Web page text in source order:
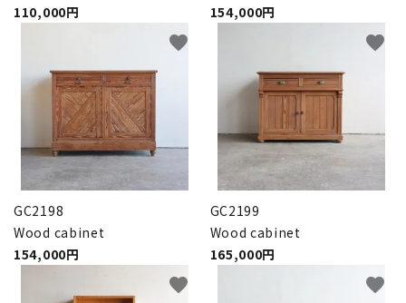
110,000円
154,000円
GC2198
Wood cabinet
154,000円
favorite
GC2199
Wood cabinet
165,000円
favorite
favorite favorite